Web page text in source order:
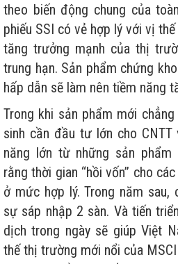
theo biến động chung của
phiếu SSI có vẻ hợp lý với vị
tăng trưởng mạnh của thị
trung hạn. Sản phẩm chứng
hấp dẫn sẽ làm nên tiềm năng
Trong khi sản phẩm mới
sinh cần đầu tư lớn cho
năng lớn từ những sản phẩm
rằng thời gian “hồi vốn” cho
ở mức hợp lý. Trong năm sau,
sự sáp nhập 2 sàn. Và tiến
dịch trong ngày sẽ giúp Việt
thế thị trường mới nổi của